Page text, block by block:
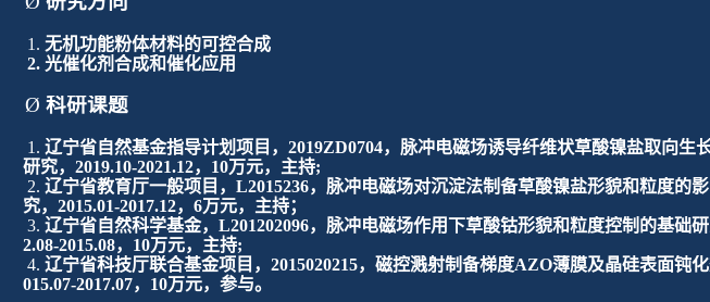
1.无机功能粉体材料的可控合成
2. 光催化剂合成和催化应用
Ø科研课题
1.辽宁省自然基金指导计划项目 ，2019ZD0704，脉冲电磁场诱导纤维状草酸镍盐取向生
研究，2019.10-2021.12， 10万元，主持;
2.辽宁省教育厅一般项目，L2015236，脉冲电磁场对沉淀法制备草酸镍盐形貌和粒度的
究，2015.01-2017.12，6万元，主持；
3.辽宁省自然科学基金，L201202096，脉冲电磁场作用下草酸钴形貌和粒度控制的基础
2.08-2015.08， 10万元，主持;
4.辽宁省科技厅联合基金项目 ，2015020215，磁控溅射制备梯度AZO薄膜及晶硅表面钝
015.07-2017.07， 10万元，参与。